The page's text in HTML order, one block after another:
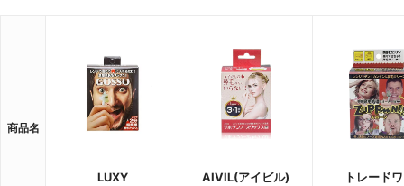
商品名
LUXY
AIVIL(アイビル)
トレード